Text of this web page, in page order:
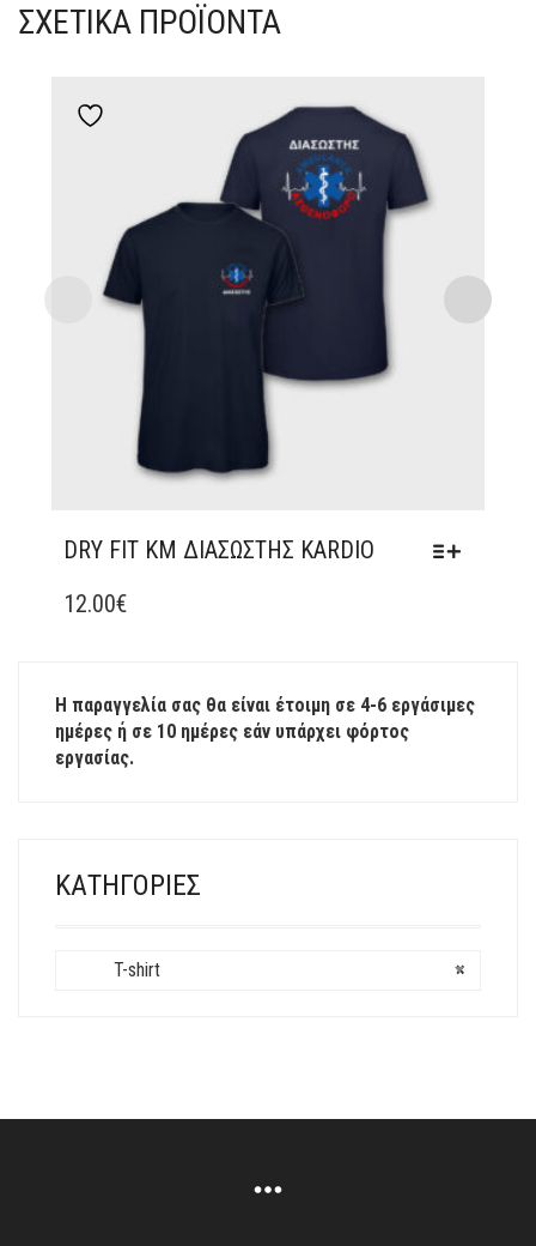
ΣΧΕΤΙΚΆ ΠΡΟΪΌΝΤΑ
DRY FIT ΚΜ ΔΙΑΣΏΣΤΗΣ KARDIO
ΤΟ
ΠΑΡΑΛΛΑΓΈΣ.
ΟΙ
ΕΠΙΛΟΓΈΣ
ΣΕΛΊΔΑ
12.00€
Η παραγγελία σας θα είναι έτοιμη σε 4-6 εργάσιμες
ημέρες ή σε 10 ημέρες εάν υπάρχει φόρτος
εργασίας.
ΚΑΤΗΓΟΡΊΕΣ
×
T-shirt